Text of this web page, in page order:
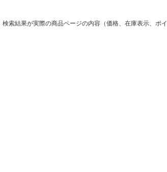
索結果が実際の商品ページの内容（価格、在庫表示、ポ